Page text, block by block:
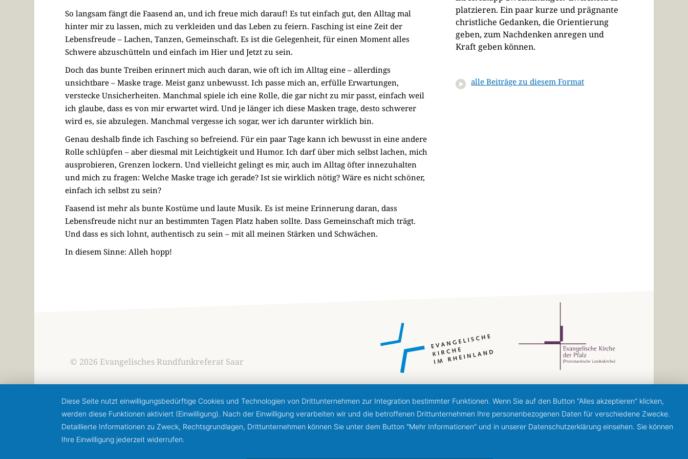
um
die
Lautstärke
So langsam fängt die Faasend an, und ich freue mich darauf! Es tut einfach gut, den Alltag mal
hinter mir zu lassen, mich zu verkleiden und das Leben zu feiern. Fasching ist eine Zeit der
Lebensfreude – Lachen, Tanzen, Gemeinschaft. Es ist die Gelegenheit, für einen Moment alles
Schwere abzuschütteln und einfach im Hier und Jetzt zu sein.
Doch das bunte Treiben erinnert mich auch daran, wie oft ich im Alltag eine – allerdings
unsichtbare – Maske trage. Meist ganz unbewusst. Ich passe mich an, erfülle Erwartungen,
verstecke Unsicherheiten. Manchmal spiele ich eine Rolle, die gar nicht zu mir passt, einfach weil
ich glaube, dass es von mir erwartet wird. Und je länger ich diese Masken trage, desto schwerer
wird es, sie abzulegen. Manchmal vergesse ich sogar, wer ich darunter wirklich bin.
Genau deshalb finde ich Fasching so befreiend. Für ein paar Tage kann ich bewusst in eine andere
Rolle schlüpfen – aber diesmal mit Leichtigkeit und Humor. Ich darf über mich selbst lachen, mich
ausprobieren, Grenzen lockern. Und vielleicht gelingt es mir, auch im Alltag öfter innezuhalten
und mich zu fragen: Welche Maske trage ich gerade? Ist sie wirklich nötig? Wäre es nicht schöner,
einfach ich selbst zu sein?
Faasend ist mehr als bunte Kostüme und laute Musik. Es ist meine Erinnerung daran, dass
Lebensfreude nicht nur an bestimmten Tagen Platz haben sollte. Dass Gemeinschaft mich trägt.
Und dass es sich lohnt, authentisch zu sein – mit all meinen Stärken und Schwächen.
In diesem Sinne: Alleh hopp!
platzieren. Ein paar kurze und prägnante
christliche Gedanken, die Orientierung
geben, zum Nachdenken anregen und
Kraft geben können.
alle Beiträge zu diesem Format
© 2026 Evangelisches Rundfunkreferat Saar
Diese Seite nutzt einwilligungsbedürftige Cookies und Technologien von Drittunternehmen zur Integration bestimmter Funktionen. Wenn Sie auf den Button "Alles akzeptieren" klicken,
werden diese Funktionen aktiviert (Einwilligung). Nach der Einwilligung verarbeiten wir und die betroffenen Drittunternehmen Ihre personenbezogenen Daten für verschiedene Zwecke.
Detaillierte Informationen zu Zweck, Rechtsgrundlagen, Drittunternehmen können Sie unter dem Button "Mehr Informationen" und in unserer Datenschutzerklärung einsehen. Sie können
Ihre Einwilligung jederzeit widerrufen.